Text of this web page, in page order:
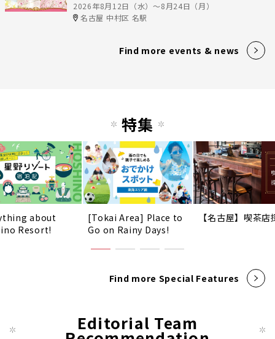
2026年8月12日（水）〜8月24日（月）
名古屋 中村区 名駅
Find more events & news
特集
about
Resort!
[Tokai Area] Place to
Go on Rainy Days!
【名古屋】喫茶店
Find more Special Features
Editorial Team